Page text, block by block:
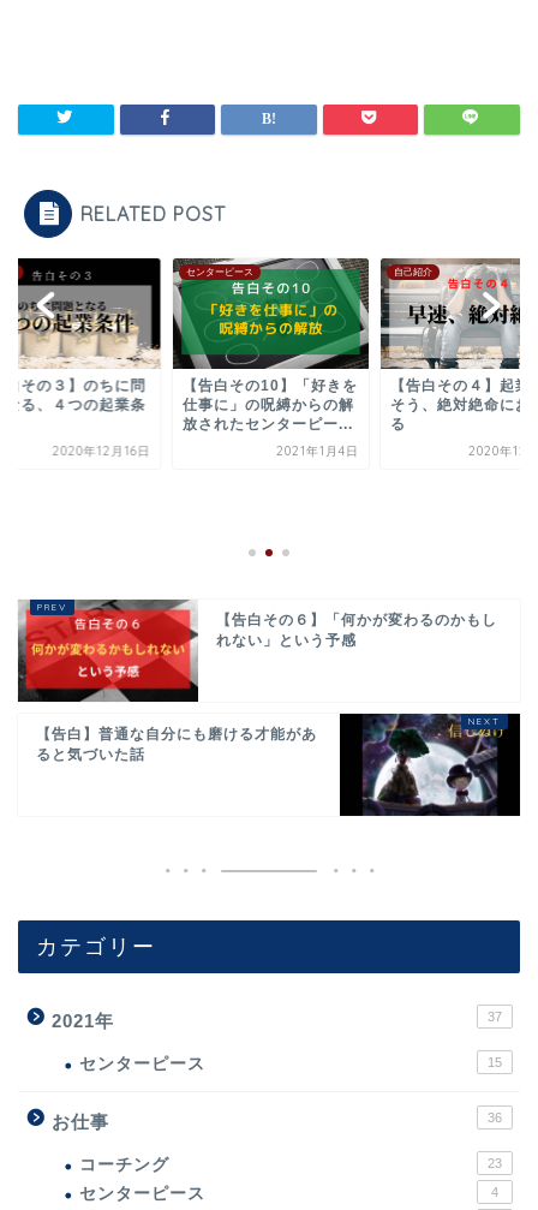
RELATED POST
白その３】のちに問
なる、４つの起業条
2020年12月16日
センターピース
【告白その10】「好きを
仕事に」の呪縛からの解
放されたセンターピー...
2021年1月4日
自己紹介
【告白その４】起業
そう、絶対絶命にお
る
2020年12
【告白その６】「何かが変わるのかもし
れない」という予感
【告白】普通な自分にも磨ける才能があ
ると気づいた話
カテゴリー
2021年 37
センターピース 15
お仕事 36
コーチング 23
センターピース 4